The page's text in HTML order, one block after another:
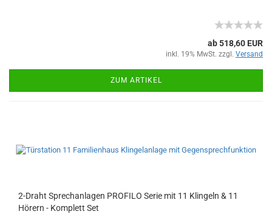
ab 518,60 EUR
inkl. 19% MwSt. zzgl. Versand
ZUM ARTIKEL
2-Draht Sprechanlagen PROFILO Serie mit 11 Klingeln & 11
Hörern - Komplett Set